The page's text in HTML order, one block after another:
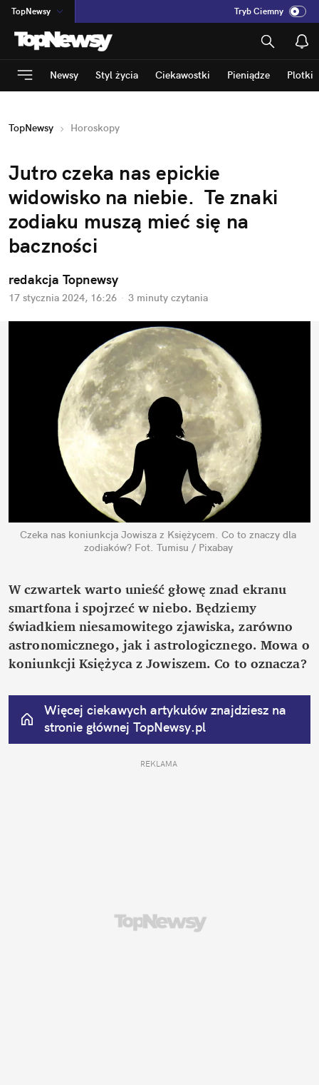
TopNewsy
na:Temat
INN:Poland
ASZ:dziennik
dad:HERO
Tryb Ciemny
Newsy Styl życia Ciekawostki Pieniądze Plotki
TopNewsy Horoskopy
Jutro czeka nas epickie
widowisko na niebie.  Te znaki
zodiaku muszą mieć się na
baczności
redakcja Topnewsy
17 stycznia 2024, 16:26 · 3 minuty czytania
Czeka nas koniunkcja Jowisza z Księżycem. Co to znaczy dla
zodiaków? Fot. Tumisu / Pixabay
W czwartek warto unieść głowę znad ekranu
smartfona i spojrzeć w niebo. Będziemy
świadkiem niesamowitego zjawiska, zarówno
astronomicznego, jak i astrologicznego. Mowa o
koniunkcji Księżyca z Jowiszem. Co to oznacza?
Więcej ciekawych artykułów znajdziesz na
stronie głównej TopNewsy.pl
REKLAMA